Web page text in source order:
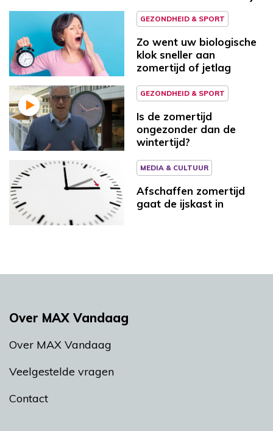
GEZONDHEID & SPORT
Zo went uw biologische
klok sneller aan
zomertijd of jetlag
GEZONDHEID & SPORT
Is de zomertijd
ongezonder dan de
wintertijd?
MEDIA & CULTUUR
Afschaffen zomertijd
gaat de ijskast in
Over MAX Vandaag
Over MAX Vandaag
Veelgestelde vragen
Contact